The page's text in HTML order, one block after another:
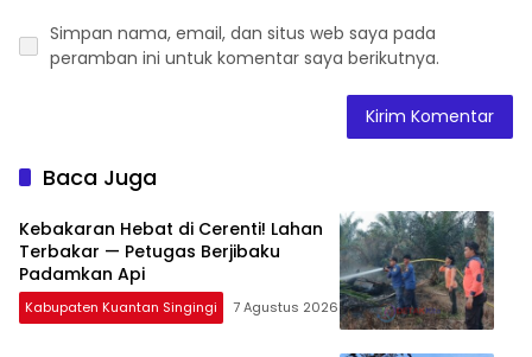
Simpan nama, email, dan situs web saya pada
peramban ini untuk komentar saya berikutnya.
Baca Juga
Kebakaran Hebat di Cerenti! Lahan
Terbakar — Petugas Berjibaku
Padamkan Api
Kabupaten Kuantan Singingi 7 Agustus 2026